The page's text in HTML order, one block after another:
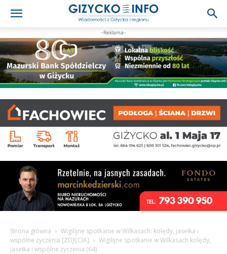
-Reklama-
Strona główna
Wigilijne spotkanie w Wilkasach: kolędy, jasełka i
wspólne życzenia [ZDJĘCIA]
Wigilijne spotkanie w Wilkasach kolędy,
jasełka i wspólne życzenia (64)